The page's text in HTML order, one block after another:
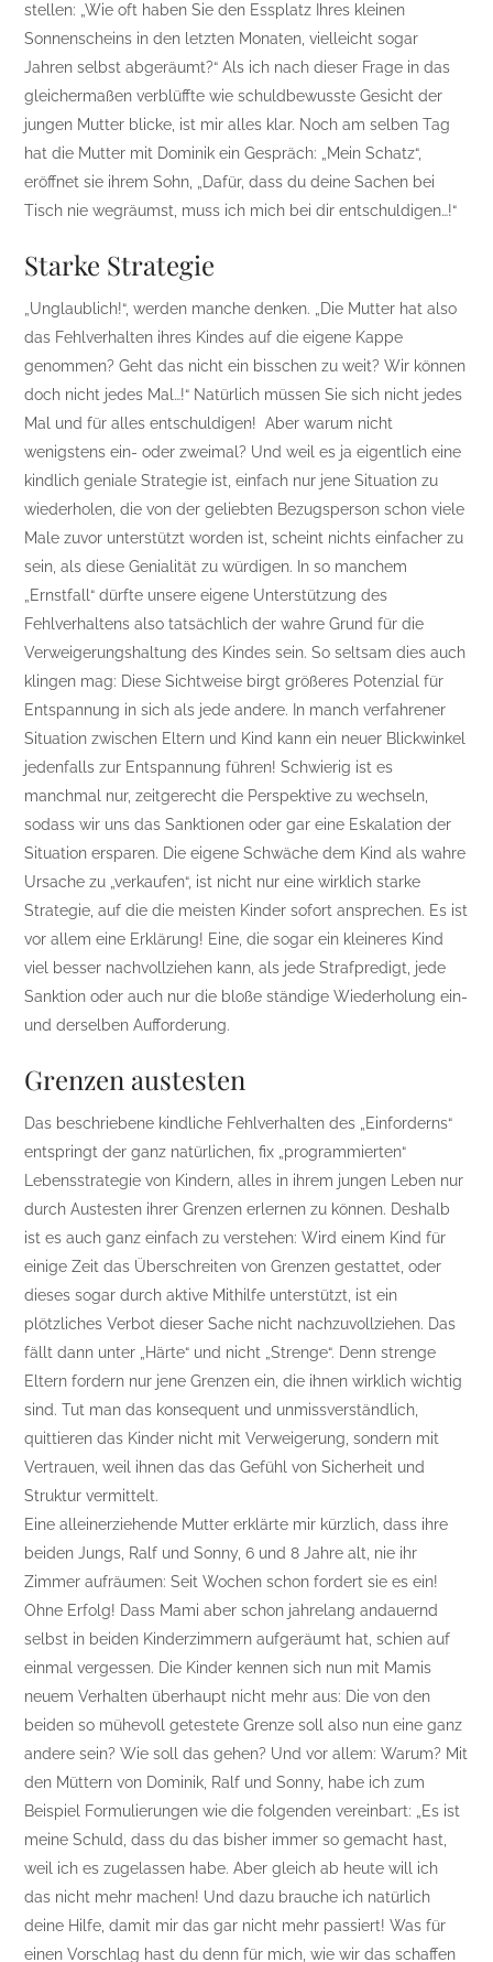
stellen: „Wie oft haben Sie den Essplatz Ihres kleinen
Sonnenscheins in den letzten Monaten, vielleicht sogar
Jahren selbst abgeräumt?“ Als ich nach dieser Frage in das
gleichermaßen verblüffte wie schuldbewusste Gesicht der
jungen Mutter blicke, ist mir alles klar. Noch am selben Tag
hat die Mutter mit Dominik ein Gespräch: „Mein Schatz“,
eröffnet sie ihrem Sohn, „Dafür, dass du deine Sachen bei
Tisch nie wegräumst, muss ich mich bei dir entschuldigen…!“
Starke Strategie
„Unglaublich!“, werden manche denken. „Die Mutter hat also
das Fehlverhalten ihres Kindes auf die eigene Kappe
genommen? Geht das nicht ein bisschen zu weit? Wir können
doch nicht jedes Mal…!“ Natürlich müssen Sie sich nicht jedes
Mal und für alles entschuldigen! Aber warum nicht
wenigstens ein- oder zweimal? Und weil es ja eigentlich eine
kindlich geniale Strategie ist, einfach nur jene Situation zu
wiederholen, die von der geliebten Bezugsperson schon viele
Male zuvor unterstützt worden ist, scheint nichts einfacher zu
sein, als diese Genialität zu würdigen. In so manchem
„Ernstfall“ dürfte unsere eigene Unterstützung des
Fehlverhaltens also tatsächlich der wahre Grund für die
Verweigerungshaltung des Kindes sein. So seltsam dies auch
klingen mag: Diese Sichtweise birgt größeres Potenzial für
Entspannung in sich als jede andere. In manch verfahrener
Situation zwischen Eltern und Kind kann ein neuer Blickwinkel
jedenfalls zur Entspannung führen! Schwierig ist es
manchmal nur, zeitgerecht die Perspektive zu wechseln,
sodass wir uns das Sanktionen oder gar eine Eskalation der
Situation ersparen. Die eigene Schwäche dem Kind als wahre
Ursache zu „verkaufen“, ist nicht nur eine wirklich starke
Strategie, auf die die meisten Kinder sofort ansprechen. Es ist
vor allem eine Erklärung! Eine, die sogar ein kleineres Kind
viel besser nachvollziehen kann, als jede Strafpredigt, jede
Sanktion oder auch nur die bloße ständige Wiederholung ein-
und derselben Aufforderung.
Grenzen austesten
Das beschriebene kindliche Fehlverhalten des „Einforderns“
entspringt der ganz natürlichen, fix „programmierten“
Lebensstrategie von Kindern, alles in ihrem jungen Leben nur
durch Austesten ihrer Grenzen erlernen zu können. Deshalb
ist es auch ganz einfach zu verstehen: Wird einem Kind für
einige Zeit das Überschreiten von Grenzen gestattet, oder
dieses sogar durch aktive Mithilfe unterstützt, ist ein
plötzliches Verbot dieser Sache nicht nachzuvollziehen. Das
fällt dann unter „Härte“ und nicht „Strenge“. Denn strenge
Eltern fordern nur jene Grenzen ein, die ihnen wirklich wichtig
sind. Tut man das konsequent und unmissverständlich,
quittieren das Kinder nicht mit Verweigerung, sondern mit
Vertrauen, weil ihnen das das Gefühl von Sicherheit und
Struktur vermittelt.
Eine alleinerziehende Mutter erklärte mir kürzlich, dass ihre
beiden Jungs, Ralf und Sonny, 6 und 8 Jahre alt, nie ihr
Zimmer aufräumen: Seit Wochen schon fordert sie es ein!
Ohne Erfolg! Dass Mami aber schon jahrelang andauernd
selbst in beiden Kinderzimmern aufgeräumt hat, schien auf
einmal vergessen. Die Kinder kennen sich nun mit Mamis
neuem Verhalten überhaupt nicht mehr aus: Die von den
beiden so mühevoll getestete Grenze soll also nun eine ganz
andere sein? Wie soll das gehen? Und vor allem: Warum? Mit
den Müttern von Dominik, Ralf und Sonny, habe ich zum
Beispiel Formulierungen wie die folgenden vereinbart: „Es ist
meine Schuld, dass du das bisher immer so gemacht hast,
weil ich es zugelassen habe. Aber gleich ab heute will ich
das nicht mehr machen! Und dazu brauche ich natürlich
deine Hilfe, damit mir das gar nicht mehr passiert! Was für
einen Vorschlag hast du denn für mich, wie wir das schaffen